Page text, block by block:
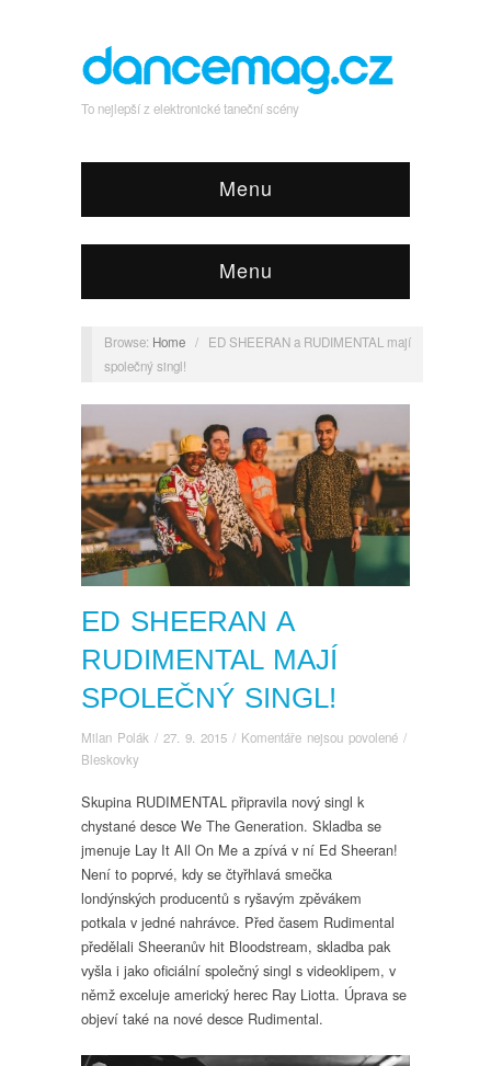
To nejlepší z elektronické taneční scény
Menu
Menu
Browse: Home /
ED SHEERAN a RUDIMENTAL mají
společný singl!
ED SHEERAN A
RUDIMENTAL MAJÍ
SPOLEČNÝ SINGL!
Milan Polák / 27. 9. 2015 / Komentáře nejsou povolenéu /
Bleskovky
Skupina RUDIMENTAL připravila nový singl k
chystané desce We The Generation. Skladba se
jmenuje Lay It All On Me a zpívá v ní Ed Sheeran!
Není to poprvé, kdy se čtyřhlavá smečka
londýnských producentů s ryšavým zpěvákem
potkala v jedné nahrávce. Před časem Rudimental
předělali Sheeranův hit Bloodstream, skladba pak
vyšla i jako oficiální společný singl s videoklipem, v
němž exceluje americký herec Ray Liotta. Úprava se
objeví také na nové desce Rudimental.